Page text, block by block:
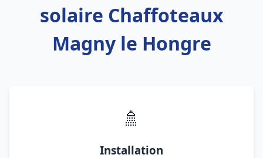
solaire Chaffoteaux
Magny le Hongre
🚿
Installation